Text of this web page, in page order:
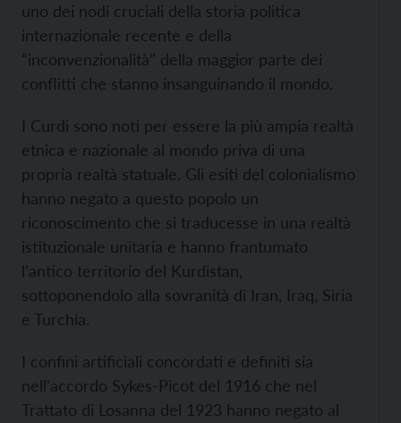
uno dei nodi cruciali della storia politica
internazionale recente e della
“inconvenzionalità” della maggior parte dei
conflitti che stanno insanguinando il mondo.
I Curdi sono noti per essere la più ampia realtà
etnica e nazionale al mondo priva di una
propria realtà statuale. Gli esiti del colonialismo
hanno negato a questo popolo un
riconoscimento che si traducesse in una realtà
istituzionale unitaria e hanno frantumato
l’antico territorio del Kurdistan,
sottoponendolo alla sovranità di Iran, Iraq, Siria
e Turchia.
I confini artificiali concordati e definiti sia
nell'accordo Sykes-Picot del 1916 che nel
Trattato di Losanna del 1923 hanno negato al